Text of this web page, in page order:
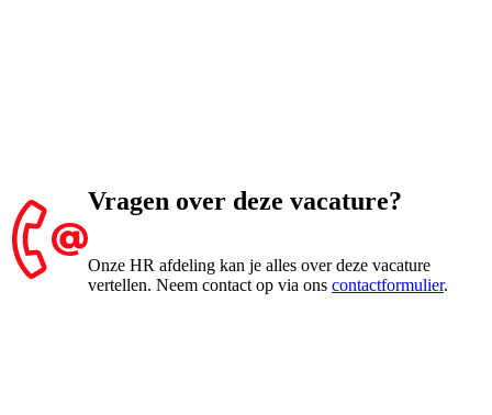
Vragen over deze vacature?
Onze HR afdeling kan je alles over deze vacature
vertellen. Neem contact op via ons contactformulier.